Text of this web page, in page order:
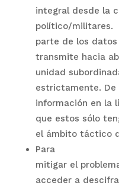
integral desde la
político/militares.
parte de los datos
transmite hacia
unidad
estrictamente. De
información en la
que estos sólo
el ámbito táctico
Para
mitigar el
acceder a